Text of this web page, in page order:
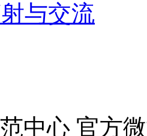
与交流
中心 官方